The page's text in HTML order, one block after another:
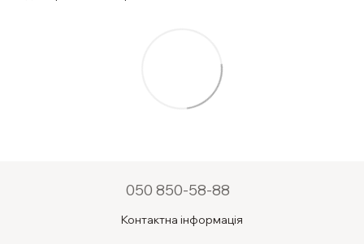
050 850-58-88
Контактна інформація